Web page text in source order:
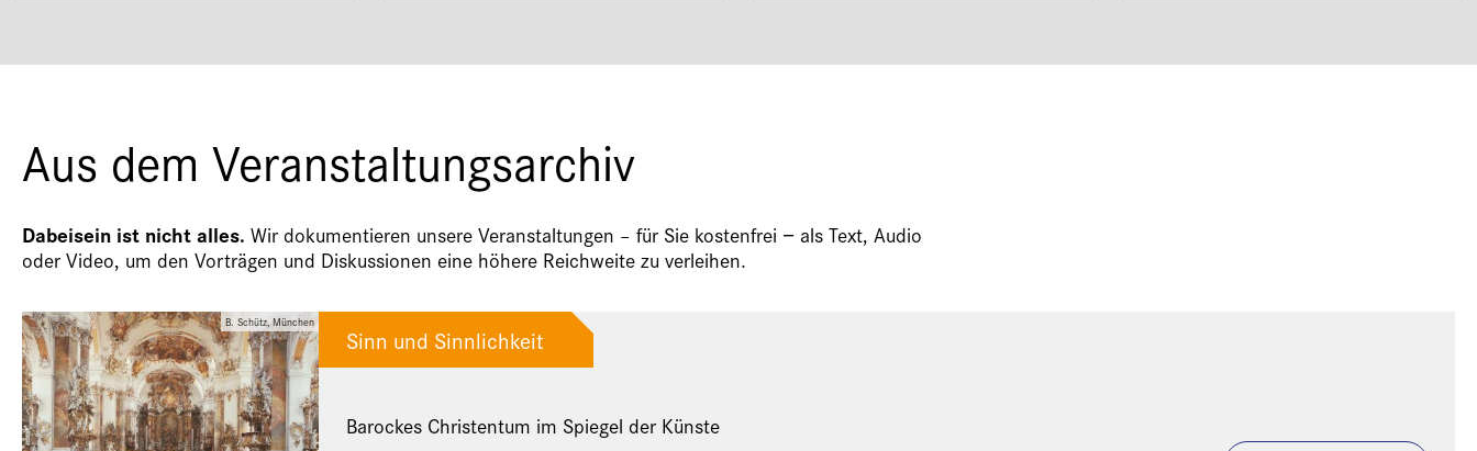
Aus dem Veranstaltungsarchiv
Dabeisein ist nicht alles. Wir dokumentieren unsere Veranstaltungen – für Sie kostenfrei − als Text, Audio
oder Video, um den Vorträgen und Diskussionen eine höhere Reichweite zu verleihen.
B. Schütz, München
Sinn und Sinnlichkeit
Barockes Christentum im Spiegel der Künste